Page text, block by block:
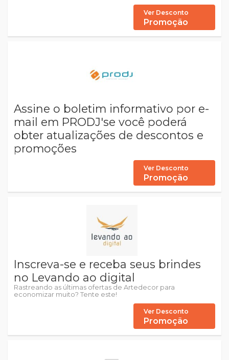
Ver Desconto
Promoção
Assine o boletim informativo por e-
mail em PRODJ'se você poderá
obter atualizações de descontos e
promoções
Ver Desconto
Promoção
Inscreva-se e receba seus brindes
no Levando ao digital
Rastreando as últimas ofertas de Artedecor para
economizar muito? Tente este!
Ver Desconto
Promoção